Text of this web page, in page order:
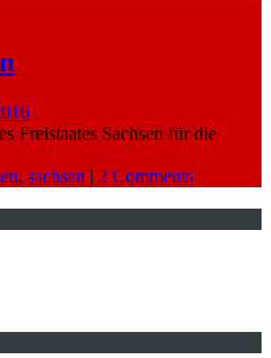
Freistaates Sachsen für die
, sachsen | 2 Comments |